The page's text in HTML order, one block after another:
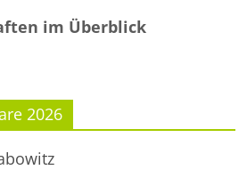
im Überblick
2026